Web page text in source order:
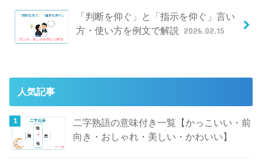
「判断を仰ぐ」と「指示を仰ぐ」言い
方・使い方を例文で解説
2026.02.15
人気記事
二字熟語の意味付き一覧【かっこいい・前
向き・おしゃれ・美しい・かわいい】